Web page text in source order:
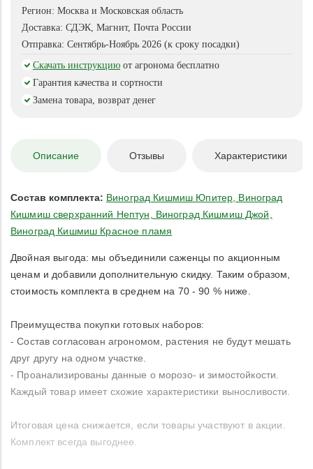
Регион: Москва и Московская область
Доставка: СДЭК, Магнит, Почта России
Отправка: Сентябрь-Ноябрь 2026 (к сроку посадки)
Скачать инструкцию от агронома бесплатно
Гарантия качества и сортности
Замена товара, возврат денег
Описание Отзывы Характеристики
Состав комплекта: Виноград Кишмиш Юпитер, Виноград
Кишмиш сверхранний Нептун, Виноград Кишмиш Джой,
Виноград Кишмиш Красное пламя
Двойная выгода: мы объединили саженцы по акционным
ценам и добавили дополнительную скидку. Таким образом,
стоимость комплекта в среднем на 70 - 90 % ниже.
Преимущества покупки готовых наборов:
- Состав согласован агрономом, растения не будут мешать
друг другу на одном участке.
- Проанализированы данные о морозо- и зимостойкости.
Каждый товар имеет схожие характеристики выносливости.
Итоговая цена снижается, если товары участвуют в акции.
Комплект всегда выгоднее.